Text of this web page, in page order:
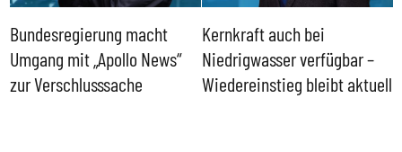
Bundesregierung macht
Umgang mit „Apollo News“
zur Verschlusssache
Kernkraft auch bei
Niedrigwasser verfügbar –
Wiedereinstieg bleibt aktuell